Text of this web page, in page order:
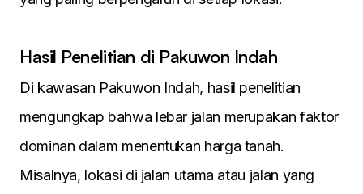
Hasil Penelitian di Pakuwon Indah
Di kawasan Pakuwon Indah, hasil penelitian
mengungkap bahwa lebar jalan merupakan faktor
dominan dalam menentukan harga tanah.
Misalnya, lokasi di jalan utama atau jalan yang